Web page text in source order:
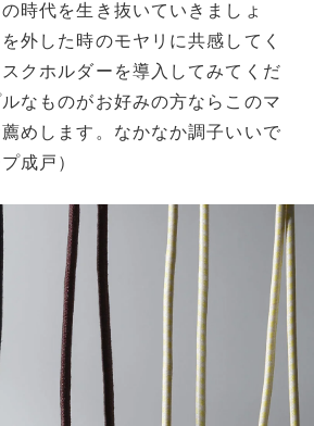
時代を生き抜いていきましょ
外した時のモヤリに共感してく
クホルダーを導入してみてくだ
なものがお好みの方ならこのマ
めします。なかなか調子いいで
成戸）